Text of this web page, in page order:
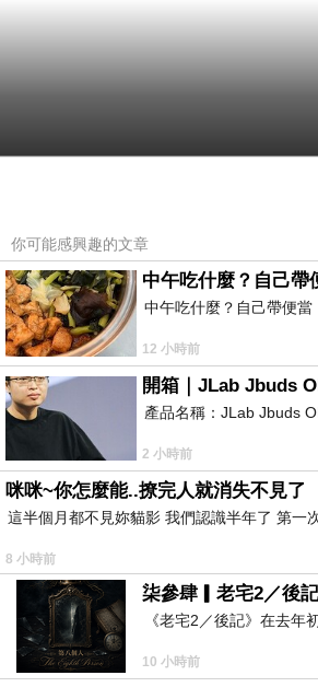
你可能感興趣的文章
中午吃什麼？自己帶
中午吃什麼？自己帶便
12 小時前
開箱｜JLab Jbuds
產品名稱：JLab Jbuds
2 小時前
咪咪~你怎麼能..撩完人就消失不見了
這半個月都不見妳貓影 我們認識半年了 第一
8 小時前
柒參肆▎老宅2／後記
《老宅2／後記》在去
10 小時前